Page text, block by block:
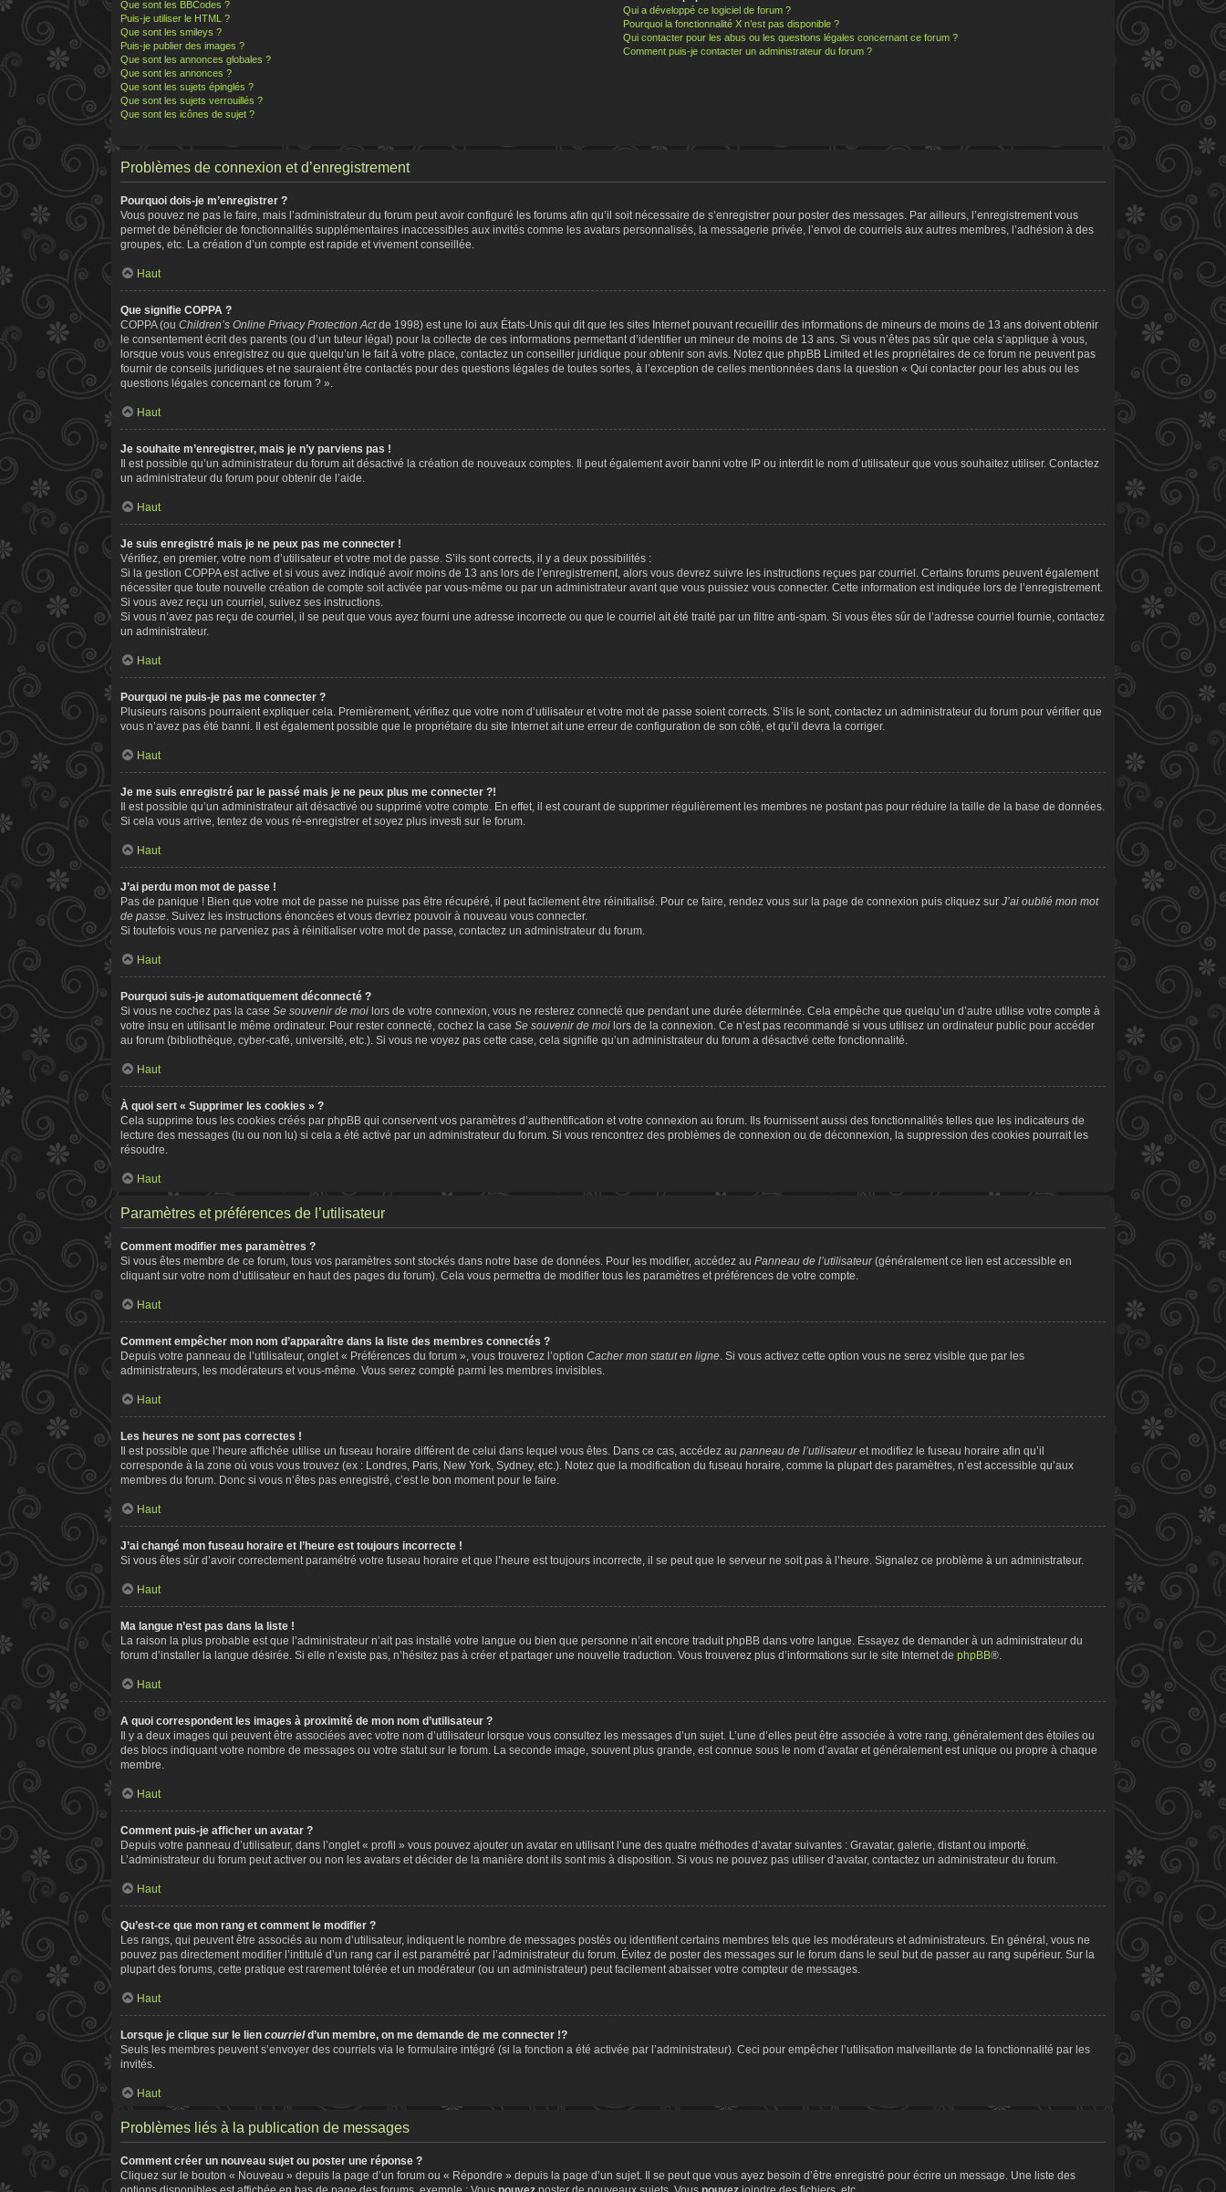
Que sont les BBCodes ?
Puis-je utiliser le HTML ?
Que sont les smileys ?
Puis-je publier des images ?
Que sont les annonces globales ?
Que sont les annonces ?
Que sont les sujets épinglés ?
Que sont les sujets verrouillés ?
Que sont les icônes de sujet ?
Qui a développé ce logiciel de forum ?
Pourquoi la fonctionnalité X n’est pas disponible ?
Qui contacter pour les abus ou les questions légales concernant ce forum ?
Comment puis-je contacter un administrateur du forum ?
Problèmes de connexion et d’enregistrement
Pourquoi dois-je m’enregistrer ?
Vous pouvez ne pas le faire, mais l’administrateur du forum peut avoir configuré les forums afin qu’il soit nécessaire de s’enregistrer pour poster des messages. Par ailleurs, l’enregistrement vous
permet de bénéficier de fonctionnalités supplémentaires inaccessibles aux invités comme les avatars personnalisés, la messagerie privée, l’envoi de courriels aux autres membres, l’adhésion à des
groupes, etc. La création d’un compte est rapide et vivement conseillée.
Haut
Que signifie COPPA ?
COPPA (ou Children’s Online Privacy Protection Actde 1998) est une loi aux États-Unis qui dit que les sites Internet pouvant recueillir des informations de mineurs de moins de 13 ans doivent obtenir
le consentement écrit des parents (ou d’un tuteur légal) pour la collecte de ces informations permettant d’identifier un mineur de moins de 13 ans. Si vous n’êtes pas sûr que cela s’applique à vous,
lorsque vous vous enregistrez ou que quelqu’un le fait à votre place, contactez un conseiller juridique pour obtenir son avis. Notez que phpBB Limited et les propriétaires de ce forum ne peuvent pas
fournir de conseils juridiques et ne sauraient être contactés pour des questions légales de toutes sortes, à l’exception de celles mentionnées dans la question « Qui contacter pour les abus ou les
questions légales concernant ce forum ? ».
Haut
Je souhaite m’enregistrer, mais je n’y parviens pas !
Il est possible qu’un administrateur du forum ait désactivé la création de nouveaux comptes. Il peut également avoir banni votre IP ou interdit le nom d’utilisateur que vous souhaitez utiliser. Contactez
un administrateur du forum pour obtenir de l’aide.
Haut
Je suis enregistré mais je ne peux pas me connecter !
Vérifiez, en premier, votre nom d’utilisateur et votre mot de passe. S’ils sont corrects, il y a deux possibilités :
Si la gestion COPPA est active et si vous avez indiqué avoir moins de 13 ans lors de l’enregistrement, alors vous devrez suivre les instructions reçues par courriel. Certains forums peuvent également
nécessiter que toute nouvelle création de compte soit activée par vous-même ou par un administrateur avant que vous puissiez vous connecter. Cette information est indiquée lors de l’enregistrement.
Si vous avez reçu un courriel, suivez ses instructions.
Si vous n’avez pas reçu de courriel, il se peut que vous ayez fourni une adresse incorrecte ou que le courriel ait été traité par un filtre anti-spam. Si vous êtes sûr de l’adresse courriel fournie, contactez
un administrateur.
Haut
Pourquoi ne puis-je pas me connecter ?
Plusieurs raisons pourraient expliquer cela. Premièrement, vérifiez que votre nom d’utilisateur et votre mot de passe soient corrects. S’ils le sont, contactez un administrateur du forum pour vérifier que
vous n’avez pas été banni. Il est également possible que le propriétaire du site Internet ait une erreur de configuration de son côté, et qu’il devra la corriger.
Haut
Je me suis enregistré par le passé mais je ne peux plus me connecter ?!
Il est possible qu’un administrateur ait désactivé ou supprimé votre compte. En effet, il est courant de supprimer régulièrement les membres ne postant pas pour réduire la taille de la base de données.
Si cela vous arrive, tentez de vous ré-enregistrer et soyez plus investi sur le forum.
Haut
J’ai perdu mon mot de passe !
Pas de panique ! Bien que votre mot de passe ne puisse pas être récupéré, il peut facilement être réinitialisé. Pour ce faire, rendez vous sur la page de connexion puis cliquez sur J’ai oublié mon mot
de passe. Suivez les instructions énoncées et vous devriez pouvoir à nouveau vous connecter.
Si toutefois vous ne parveniez pas à réinitialiser votre mot de passe, contactez un administrateur du forum.
Haut
Pourquoi suis-je automatiquement déconnecté ?
Si vous ne cochez pas la case Se souvenir de moi lors de votre connexion, vous ne resterez connecté que pendant une durée déterminée. Cela empêche que quelqu’un d’autre utilise votre compte à
votre insu en utilisant le même ordinateur. Pour rester connecté, cochez la case Se souvenir de moi lors de la connexion. Ce n’est pas recommandé si vous utilisez un ordinateur public pour accéder
au forum (bibliothèque, cyber-café, université, etc.). Si vous ne voyez pas cette case, cela signifie qu’un administrateur du forum a désactivé cette fonctionnalité.
Haut
À quoi sert « Supprimer les cookies » ?
Cela supprime tous les cookies créés par phpBB qui conservent vos paramètres d’authentification et votre connexion au forum. Ils fournissent aussi des fonctionnalités telles que les indicateurs de
lecture des messages (lu ou non lu) si cela a été activé par un administrateur du forum. Si vous rencontrez des problèmes de connexion ou de déconnexion, la suppression des cookies pourrait les
résoudre.
Haut
Paramètres et préférences de l’utilisateur
Comment modifier mes paramètres ?
Si vous êtes membre de ce forum, tous vos paramètres sont stockés dans notre base de données. Pour les modifier, accédez au Panneau de l’utilisateur(généralement ce lien est accessible en
cliquant sur votre nom d’utilisateur en haut des pages du forum). Cela vous permettra de modifier tous les paramètres et préférences de votre compte.
Haut
Comment empêcher mon nom d’apparaître dans la liste des membres connectés ?
Depuis votre panneau de l’utilisateur, onglet « Préférences du forum », vous trouverez l’option Cacher mon statut en ligne. Si vous activez cette option vous ne serez visible que par les
administrateurs, les modérateurs et vous-même. Vous serez compté parmi les membres invisibles.
Haut
Les heures ne sont pas correctes !
Il est possible que l’heure affichée utilise un fuseau horaire différent de celui dans lequel vous êtes. Dans ce cas, accédez au panneau de l’utilisateuret modifiez le fuseau horaire afin qu’il
corresponde à la zone où vous vous trouvez (ex : Londres, Paris, New York, Sydney, etc.). Notez que la modification du fuseau horaire, comme la plupart des paramètres, n’est accessible qu’aux
membres du forum. Donc si vous n’êtes pas enregistré, c’est le bon moment pour le faire.
Haut
J’ai changé mon fuseau horaire et l’heure est toujours incorrecte !
Si vous êtes sûr d’avoir correctement paramétré votre fuseau horaire et que l’heure est toujours incorrecte, il se peut que le serveur ne soit pas à l’heure. Signalez ce problème à un administrateur.
Haut
Ma langue n’est pas dans la liste !
La raison la plus probable est que l’administrateur n’ait pas installé votre langue ou bien que personne n’ait encore traduit phpBB dans votre langue. Essayez de demander à un administrateur du
forum d’installer la langue désirée. Si elle n’existe pas, n’hésitez pas à créer et partager une nouvelle traduction. Vous trouverez plus d’informations sur le site Internet de phpBB®.
Haut
A quoi correspondent les images à proximité de mon nom d’utilisateur ?
Il y a deux images qui peuvent être associées avec votre nom d’utilisateur lorsque vous consultez les messages d’un sujet. L’une d’elles peut être associée à votre rang, généralement des étoiles ou
des blocs indiquant votre nombre de messages ou votre statut sur le forum. La seconde image, souvent plus grande, est connue sous le nom d’avatar et généralement est unique ou propre à chaque
membre.
Haut
Comment puis-je afficher un avatar ?
Depuis votre panneau d’utilisateur, dans l’onglet « profil » vous pouvez ajouter un avatar en utilisant l’une des quatre méthodes d’avatar suivantes : Gravatar, galerie, distant ou importé.
L’administrateur du forum peut activer ou non les avatars et décider de la manière dont ils sont mis à disposition. Si vous ne pouvez pas utiliser d’avatar, contactez un administrateur du forum.
Haut
Qu’est-ce que mon rang et comment le modifier ?
Les rangs, qui peuvent être associés au nom d’utilisateur, indiquent le nombre de messages postés ou identifient certains membres tels que les modérateurs et administrateurs. En général, vous ne
pouvez pas directement modifier l’intitulé d’un rang car il est paramétré par l’administrateur du forum. Évitez de poster des messages sur le forum dans le seul but de passer au rang supérieur. Sur la
plupart des forums, cette pratique est rarement tolérée et un modérateur (ou un administrateur) peut facilement abaisser votre compteur de messages.
Haut
Lorsque je clique sur le lien courrield’un membre, on me demande de me connecter !?
Seuls les membres peuvent s’envoyer des courriels via le formulaire intégré (si la fonction a été activée par l’administrateur). Ceci pour empêcher l’utilisation malveillante de la fonctionnalité par les
invités.
Haut
Problèmes liés à la publication de messages
Comment créer un nouveau sujet ou poster une réponse ?
Cliquez sur le bouton « Nouveau » depuis la page d’un forum ou « Répondre » depuis la page d’un sujet. Il se peut que vous ayez besoin d’être enregistré pour écrire un message. Une liste des